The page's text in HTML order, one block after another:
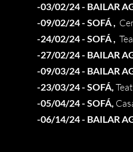
-03/02/24 - BAILAR
-09/02/24 - SOFÁ ,
-24/02/24 - SOFÁ ,
-27/02/24 - BAILAR
-09/03/24 - BAILAR
-23/03/24 - SOFÁ,
-05/04/24 - SOFÁ,
-06/14/24 - BAILAR